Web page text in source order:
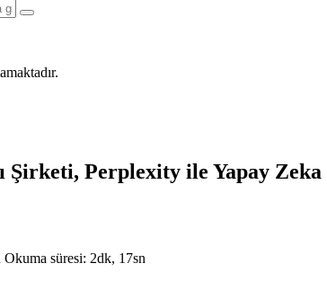
Şirketi, Perplexity ile Yapay
Okuma süresi: 2dk, 17sn